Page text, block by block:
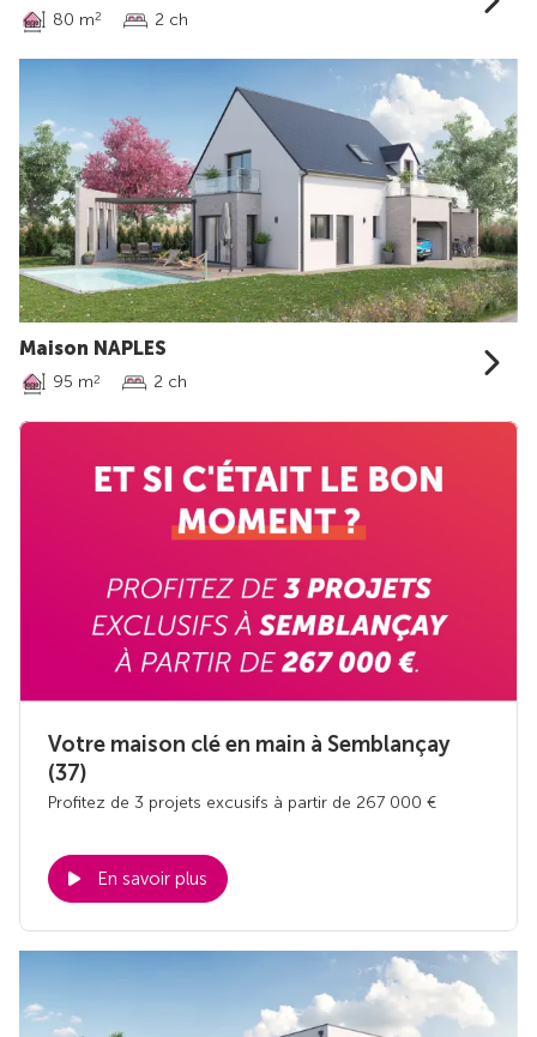
80 m2 2 ch
Maison NAPLES
95 m2 2 ch
Votre maison clé en main à Semblançay
(37)
Profitez de 3 projets excusifs à partir de 267 000 €
En savoir plus